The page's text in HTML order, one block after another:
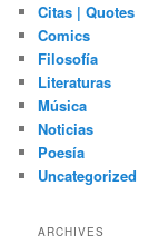
Citas | Quotes
Comics
Filosofía
Literaturas
Música
Noticias
Poesía
Uncategorized
ARCHIVES